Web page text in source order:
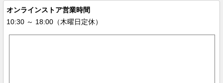
オンラインストア営業時間
10:30 ～ 18:00（木曜日定休）